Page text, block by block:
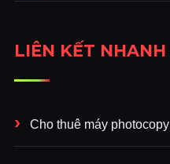
LIÊN KẾT NHANH
Cho thuê máy photocopy